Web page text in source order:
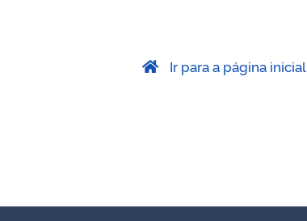
Ir para a página inicial